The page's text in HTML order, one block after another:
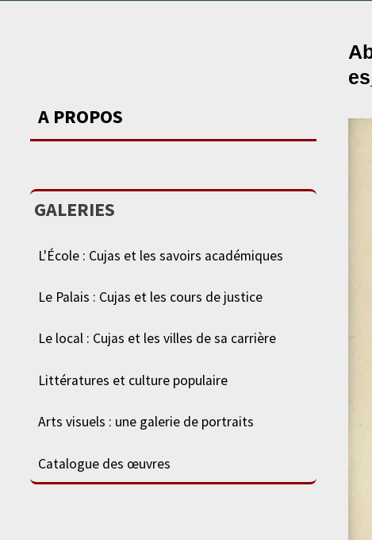
A PROPOS
GALERIES
L'École : Cujas et les savoirs académiques
Le Palais : Cujas et les cours de justice
Le local : Cujas et les villes de sa carrière
Littératures et culture populaire
Arts visuels : une galerie de portraits
Catalogue des œuvres